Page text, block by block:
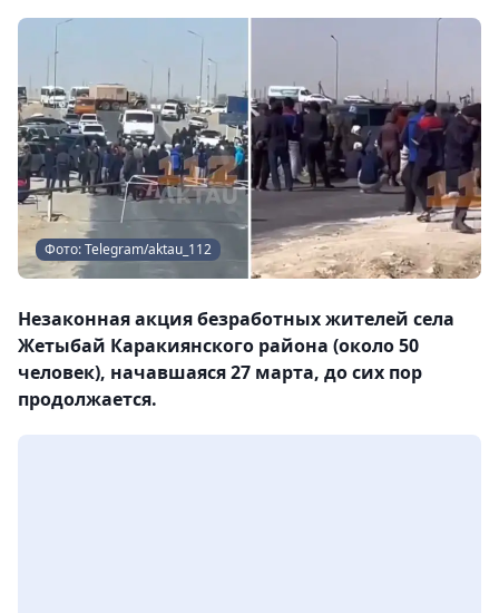
Фото: Telegram/aktau_112
Незаконная акция безработных жителей села
Жетыбай Каракиянского района (около 50
человек), начавшаяся 27 марта, до сих пор
продолжается.